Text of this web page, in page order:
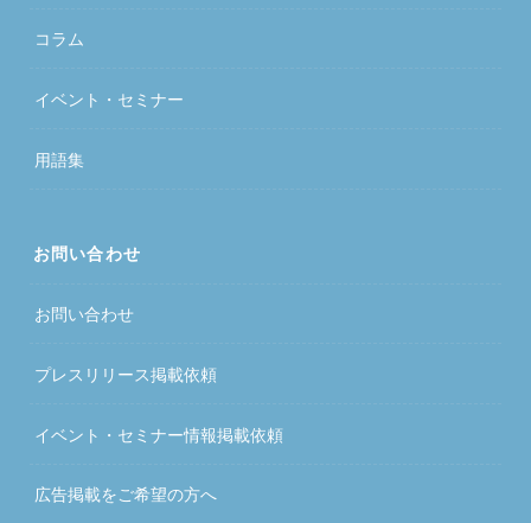
コラム
イベント・セミナー
用語集
お問い合わせ
お問い合わせ
プレスリリース掲載依頼
イベント・セミナー情報掲載依頼
広告掲載をご希望の方へ